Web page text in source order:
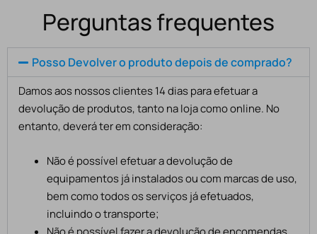
Perguntas frequentes
Posso Devolver o produto depois de comprado?
Damos aos nossos clientes 14 dias para efetuar a
devolução de produtos, tanto na loja como online. No
entanto, deverá ter em consideração:
Não é possível efetuar a devolução de
equipamentos já instalados ou com marcas de uso,
bem como todos os serviços já efetuados,
incluindo o transporte;